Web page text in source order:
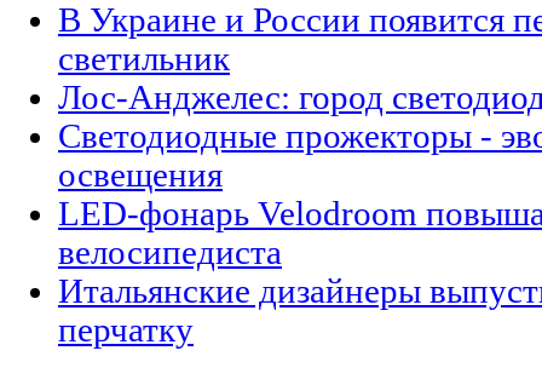
В Украине и России появится
светильник
Лос-Анджелес: город
Cветодиодные прожекторы -
освещения
LED-фонарь Velodroom
велосипедиста
Итальянские дизайнеры
перчатку